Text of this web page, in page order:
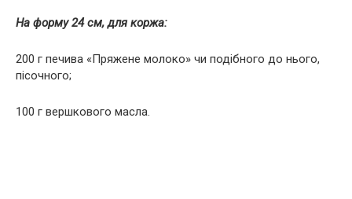
На форму 24 см, для коржа:
200 г печива «Пряжене молоко» чи подібного до нього,
пісочного;
100 г вершкового масла.